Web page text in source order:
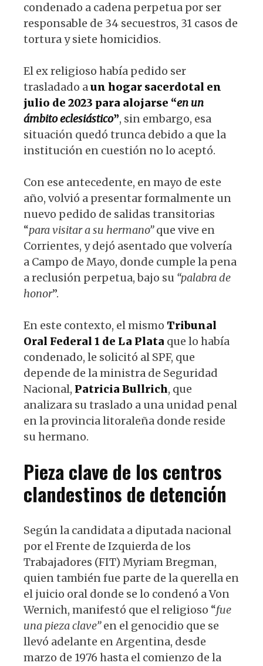
condenado a cadena perpetua por ser
responsable de 34 secuestros, 31 casos de
tortura y siete homicidios.
El ex religioso había pedido ser
trasladado aun hogar sacerdotal en
julio de 2023 para alojarse “en un
ámbito eclesiástico”, sin embargo, esa
situación quedó trunca debido a que la
institución en cuestión no lo aceptó.
Con ese antecedente, en mayo de este
año, volvió a presentar formalmente un
nuevo pedido de salidas transitorias
“para visitar a su hermano”que vive en
Corrientes, y dejó asentado que volvería
a Campo de Mayo, donde cumple la pena
a reclusión perpetua, bajo su “palabra de
honor”.
En este contexto, el mismo Tribunal
Oral Federal 1 de La Plata que lo había
condenado, le solicitó al SPF, que
depende de la ministra de Seguridad
Nacional, Patricia Bullrich, que
analizara su traslado a una unidad penal
en la provincia litoraleña donde reside
su hermano.
Pieza clave de los centros
clandestinos de detención
Según la candidata a diputada nacional
por el Frente de Izquierda de los
Trabajadores (FIT) Myriam Bregman,
quien también fue parte de la querella en
el juicio oral donde se lo condenó a Von
Wernich, manifestó que el religioso “fue
una pieza clave”en el genocidio que se
llevó adelante en Argentina, desde
marzo de 1976 hasta el comienzo de la